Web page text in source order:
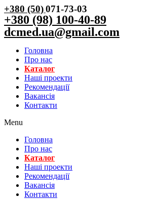
+380 (50)071-73-03
+380 (98) 100-40-89
dcmed.ua@gmail.com
Головна
Про нас
Каталог
Нашi проекти
Рекомендації
Вакансiя
Контакти
Menu
Головна
Про нас
Каталог
Нашi проекти
Рекомендації
Вакансiя
Контакти